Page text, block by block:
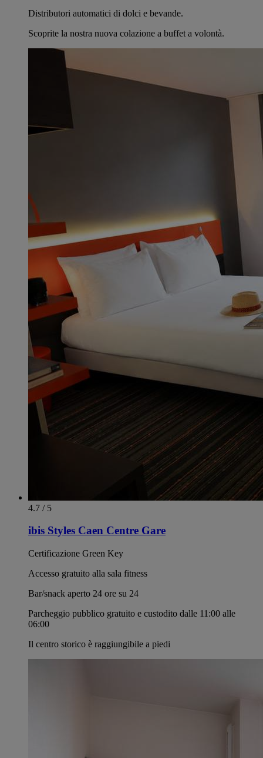
Distributori automatici di dolci e bevande.
Scoprite la nostra nuova colazione a buffet a volontà.
4.7 / 5
ibis Styles Caen Centre Gare
Certificazione Green Key
Accesso gratuito alla sala fitness
Bar/snack aperto 24 ore su 24
Parcheggio pubblico gratuito e custodito dalle 11:00 alle
06:00
Il centro storico è raggiungibile a piedi